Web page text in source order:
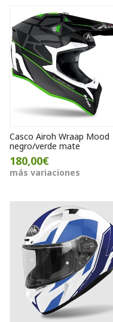
Casco Airoh Wraap Mood
negro/verde mate
180,00€
más variaciones